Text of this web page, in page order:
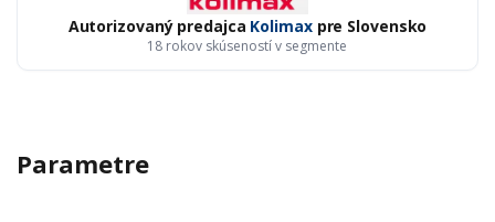
Autorizovaný predajca Kolimaxpre Slovensko
18 rokov skúseností v segmente
Parametre